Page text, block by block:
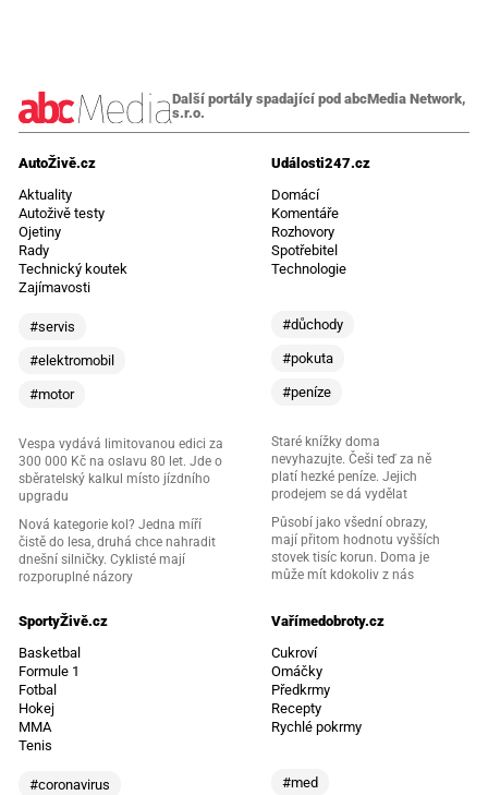
Další portály spadající pod abcMedia Network,
s.r.o.
AutoŽivě.cz
Aktuality
Autoživě testy
Ojetiny
Rady
Technický koutek
Zajímavosti
#servis
#elektromobil
#motor
Vespa vydává limitovanou edici za
300 000 Kč na oslavu 80 let. Jde o
sběratelský kalkul místo jízdního
upgradu
Nová kategorie kol? Jedna míří
čistě do lesa, druhá chce nahradit
dnešní silničky. Cyklisté mají
rozporuplné názory
Události247.cz
Domácí
Komentáře
Rozhovory
Spotřebitel
Technologie
#důchody
#pokuta
#peníze
Staré knížky doma
nevyhazujte. Češi teď za ně
platí hezké peníze. Jejich
prodejem se dá vydělat
Působí jako všední obrazy,
mají přitom hodnotu vyšších
stovek tisíc korun. Doma je
může mít kdokoliv z nás
SportyŽivě.cz
Basketbal
Formule 1
Fotbal
Hokej
MMA
Tenis
#coronavirus
Vařímedobroty.cz
Cukroví
Omáčky
Předkrmy
Recepty
Rychlé pokrmy
#med